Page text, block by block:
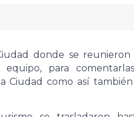
donde se
para
como así también